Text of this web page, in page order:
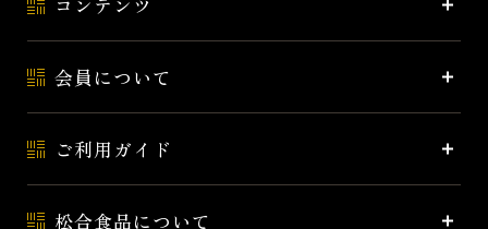
会員について
ご利用ガイド
松合食品について